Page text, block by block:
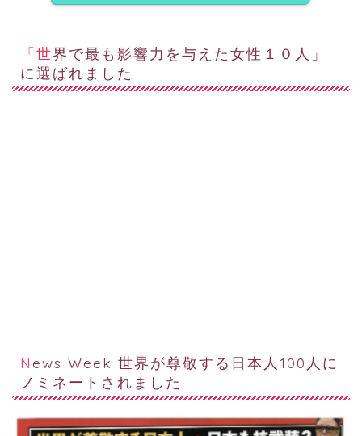
「世界で最も影響力を与えた女性１０人」
に選ばれました
News Week 世界が尊敬する日本人100人に
ノミネートされました